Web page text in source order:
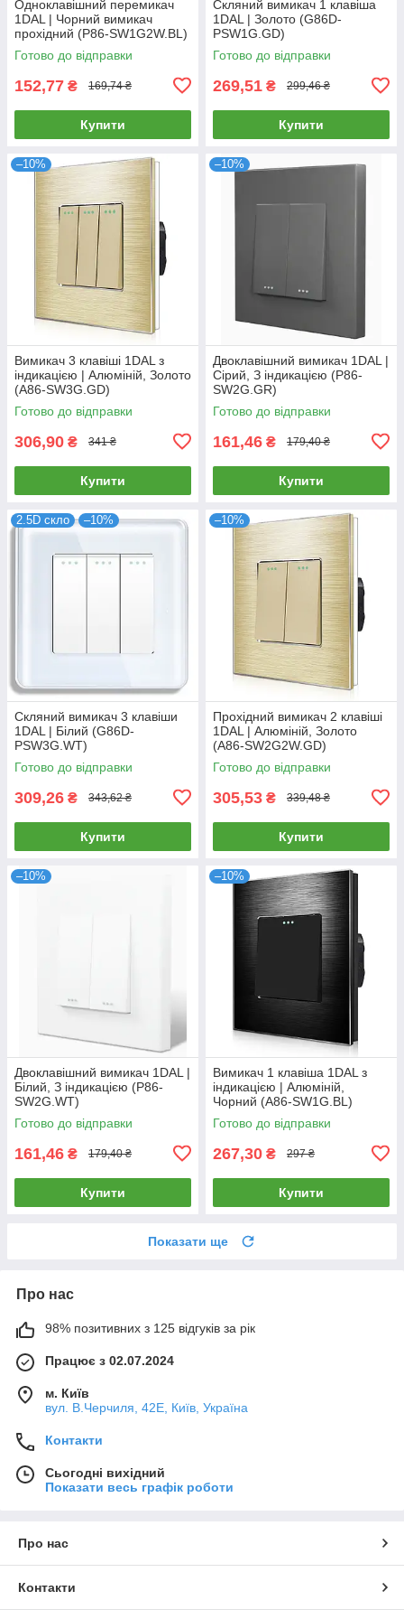
Одноклавішний перемикач
1DAL | Чорний вимикач
прохідний (P86-SW1G2W.BL)
Готово до відправки
152,77 ₴ 169,74 ₴
Купити
Скляний вимикач 1 клавіша
1DAL | Золото (G86D-
PSW1G.GD)
Готово до відправки
269,51 ₴ 299,46 ₴
Купити
–10%
Вимикач 3 клавіші 1DAL з
індикацією | Алюміній, Золото
(А86-SW3G.GD)
Готово до відправки
306,90 ₴ 341 ₴
Купити
–10%
Двоклавішний вимикач 1DAL |
Сірий, З індикацією (P86-
SW2G.GR)
Готово до відправки
161,46 ₴ 179,40 ₴
Купити
2.5D скло –10%
Скляний вимикач 3 клавіши
1DAL | Білий (G86D-
PSW3G.WT)
Готово до відправки
309,26 ₴ 343,62 ₴
Купити
–10%
Прохідний вимикач 2 клавіші
1DAL | Алюміній, Золото
(A86-SW2G2W.GD)
Готово до відправки
305,53 ₴ 339,48 ₴
Купити
–10%
Двоклавішний вимикач 1DAL |
Білий, З індикацією (P86-
SW2G.WT)
Готово до відправки
161,46 ₴ 179,40 ₴
Купити
–10%
Вимикач 1 клавіша 1DAL з
індикацією | Алюміній,
Чорний (А86-SW1G.BL)
Готово до відправки
267,30 ₴ 297 ₴
Купити
Показати ще
Про нас
98% позитивних з 125 відгуків за рік
Працює з 02.07.2024
м. Київ
вул. В.Черчиля, 42Е, Київ, Україна
Контакти
Сьогодні вихідний
Показати весь графік роботи
Про нас
Контакти